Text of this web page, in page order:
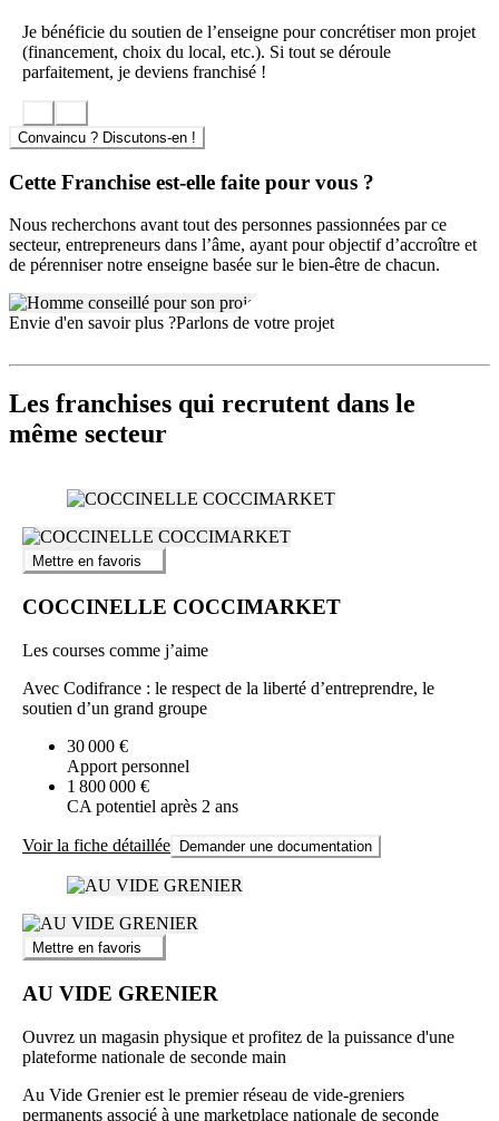
Je bénéficie du soutien de l’enseigne pour concrétiser mon projet
(financement, choix du local, etc.). Si tout se déroule
parfaitement, je deviens franchisé !
Convaincu ? Discutons-en !
Cette Franchise est-elle faite pour vous ?
Nous recherchons avant tout des personnes passionnées par ce
secteur, entrepreneurs dans l’âme, ayant pour objectif d’accroître et
de pérenniser notre enseigne basée sur le bien-être de chacun.
Envie d'en savoir plus ?Parlons de votre projet
Les franchises qui recrutent dans le
même secteur
Mettre en favoris
COCCINELLE COCCIMARKET
Les courses comme j’aime
Avec Codifrance : le respect de la liberté d’entreprendre, le
soutien d’un grand groupe
30 000 €
Apport personnel
1 800 000 €
CA potentiel après 2 ans
Voir la fiche détaillée Demander une documentation
Mettre en favoris
AU VIDE GRENIER
Ouvrez un magasin physique et profitez de la puissance d'une
plateforme nationale de seconde main
Au Vide Grenier est le premier réseau de vide-greniers
permanents associé à une marketplace nationale de seconde